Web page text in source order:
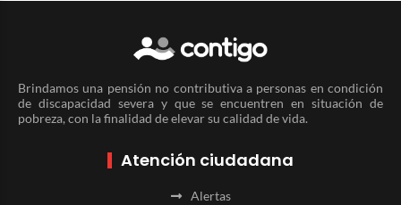
Brindamos una pensión no contributiva a personas en condición
de discapacidad severa y que se encuentren en situación de
pobreza, con la finalidad de elevar su calidad de vida.
Atención ciudadana
Alertas